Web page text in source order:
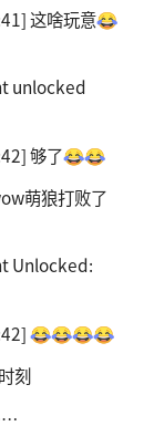
这啥玩意😂
unlocked
够了😂😂
萌狼打败了
Unlocked:
😂😂😂😂
刻